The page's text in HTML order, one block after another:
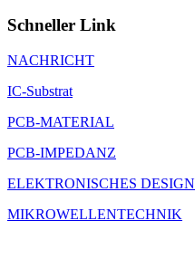
Schneller Link
NACHRICHT
IC-Substrat
PCB-MATERIAL
PCB-IMPEDANZ
ELEKTRONISCHES DESIGN
MIKROWELLENTECHNIK